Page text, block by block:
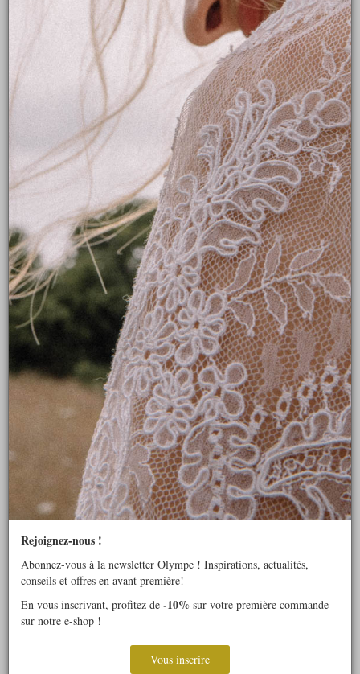
Rejoignez-nous !
Abonnez-vous à la newsletter Olympe ! Inspirations, actualités,
conseils et offres en avant première!
En vous inscrivant, profitez de -10% sur votre première commande
sur notre e-shop !
Vous inscrire